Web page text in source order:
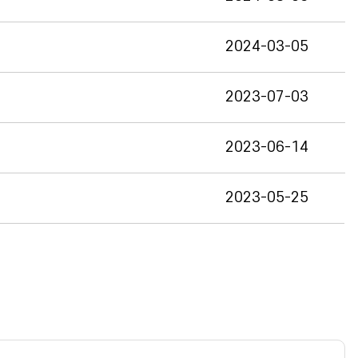
2024-03-05
2023-07-03
2023-06-14
2023-05-25